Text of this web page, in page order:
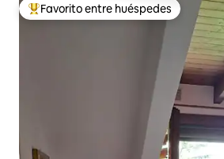
Favorito entre huéspedes preferido
Favorito entre huéspedes